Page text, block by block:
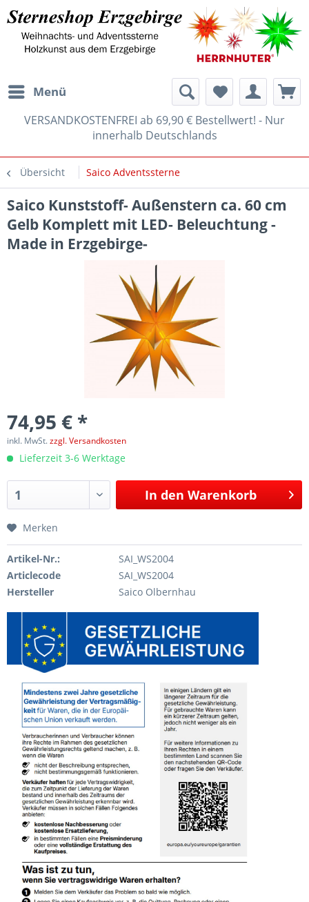
Menü
VERSANDKOSTENFREI ab 69,90 € Bestellwert! - Nur
innerhalb Deutschlands
Übersicht Saico Adventssterne
Saico Kunststoff- Außenstern ca. 60 cm
Gelb Komplett mit LED- Beleuchtung -
Made in Erzgebirge-
74,95 € *
inkl. MwSt.zzgl. Versandkosten
Lieferzeit 3-6 Werktage
In den Warenkorb
Merken
Artikel-Nr.:
SAI_WS2004
Articlecode
SAI_WS2004
Hersteller
Saico Olbernhau